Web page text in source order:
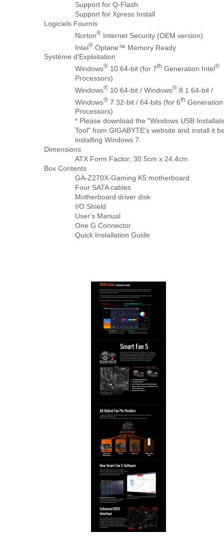
Support for Q-Flash
Support for Xpress Install
Logiciels Fournis
Norton® Internet Security (OEM version)
Intel® Optane™ Memory Ready
Système d'Exploitation
Windows® 10 64-bit (for 7th Generation Intel®
Processors)
Windows® 10 64-bit / Windows® 8.1 64-bit /
Windows® 7 32-bit / 64-bits (for 6th
Processors)
* Please download the "Windows USB
Tool" from GIGABYTE's website and install it
installing Windows 7.
Dimensions
ATX Form Factor; 30.5cm x 24.4cm
Box Contents
GA-Z270X-Gaming K5 motherboard
Four SATA cables
Motherboard driver disk
I/O Shield
User's Manual
One G Connector
Quick Installation Guide